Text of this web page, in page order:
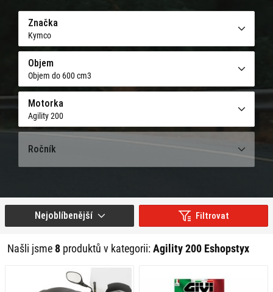
Značka
Kymco
Objem
Objem do 600 cm3
Motorka
Agility 200
Ročník
Filtrovat
Našli jsme 8 produktů v kategorii:Agility 200 Eshopstyx
Nejoblíbenější